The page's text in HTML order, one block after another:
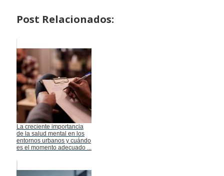
Post Relacionados:
La creciente importancia
de la salud mental en los
entornos urbanos y cuándo
es el momento adecuado ...